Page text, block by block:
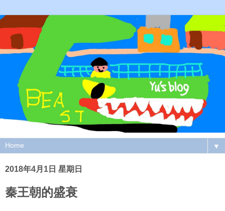
▼
2018年4月1日 星期日
秦王朝的盛衰